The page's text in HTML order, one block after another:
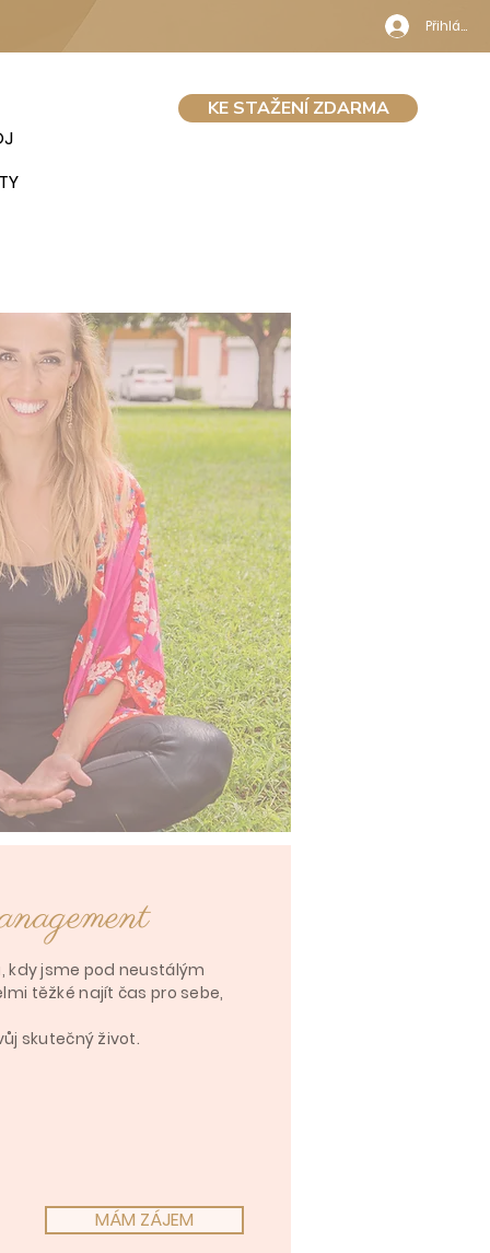
Přihlásit
KE STAŽENÍ ZDARMA
kdy jsme pod neustálým
těžké najít čas pro sebe,
skutečný život.
MÁM ZÁJEM